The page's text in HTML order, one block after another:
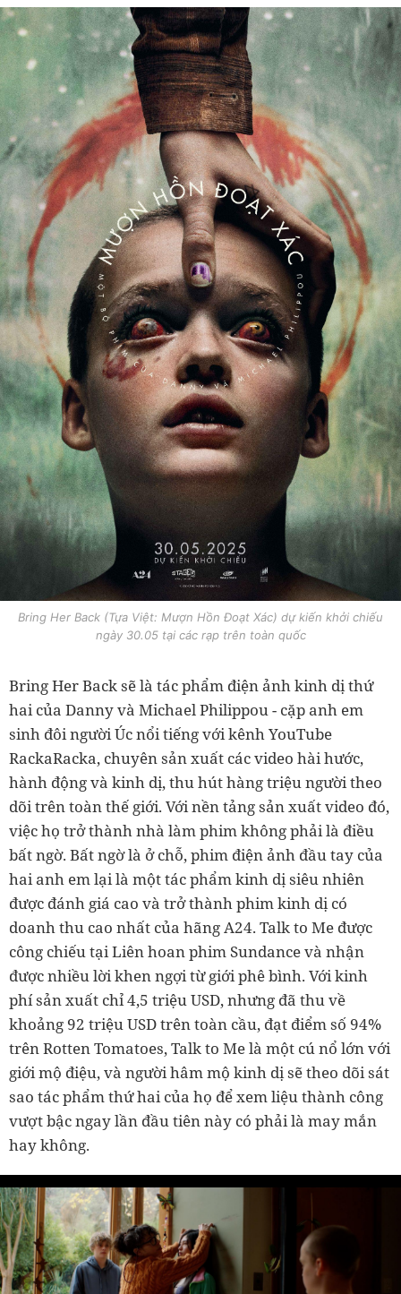
Bring Her Back (Tựa Việt: Mượn Hồn Đoạt Xác) dự kiến khởi chiếu
ngày 30.05 tại các rạp trên toàn quốc
Bring Her Back sẽ là tác phẩm điện ảnh kinh dị thứ
hai của Danny và Michael Philippou - cặp anh em
sinh đôi người Úc nổi tiếng với kênh YouTube
RackaRacka, chuyên sản xuất các video hài hước,
hành động và kinh dị, thu hút hàng triệu người theo
dõi trên toàn thế giới. Với nền tảng sản xuất video đó,
việc họ trở thành nhà làm phim không phải là điều
bất ngờ. Bất ngờ là ở chỗ, phim điện ảnh đầu tay của
hai anh em lại là một tác phẩm kinh dị siêu nhiên
được đánh giá cao và trở thành phim kinh dị có
doanh thu cao nhất của hãng A24. Talk to Me được
công chiếu tại Liên hoan phim Sundance và nhận
được nhiều lời khen ngợi từ giới phê bình. Với kinh
phí sản xuất chỉ 4,5 triệu USD, nhưng đã thu về
khoảng 92 triệu USD trên toàn cầu, đạt điểm số 94%
trên Rotten Tomatoes, Talk to Me là một cú nổ lớn với
giới mộ điệu, và người hâm mộ kinh dị sẽ theo dõi sát
sao tác phẩm thứ hai của họ để xem liệu thành công
vượt bậc ngay lần đầu tiên này có phải là may mắn
hay không.